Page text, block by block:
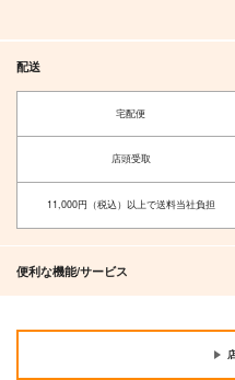
配送
宅配便
店頭受取
11,000円（税込）以上で送料当社負担
便利な機能/サービス